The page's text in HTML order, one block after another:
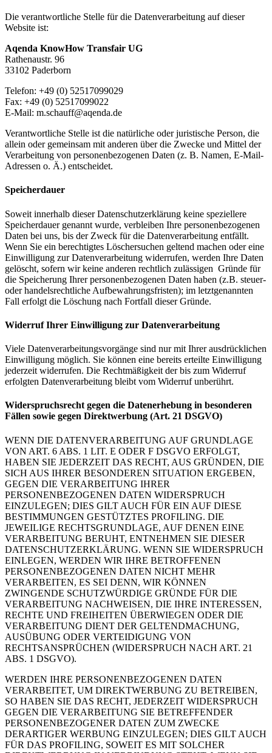
Die verantwortliche Stelle für die Datenverarbeitung auf dieser
Website ist:
Aqenda KnowHow Transfair UG
Rathenaustr. 96
33102 Paderborn
Telefon: +49 (0) 52517099029
Fax: +49 (0) 52517099022
E-Mail: m.schauff@aqenda.de
Verantwortliche Stelle ist die natürliche oder juristische Person, die
allein oder gemeinsam mit anderen über die Zwecke und Mittel der
Verarbeitung von personenbezogenen Daten (z. B. Namen, E-Mail-
Adressen o. Ä.) entscheidet.
Speicherdauer
Soweit innerhalb dieser Datenschutzerklärung keine speziellere
Speicherdauer genannt wurde, verbleiben Ihre personenbezogenen
Daten bei uns, bis der Zweck für die Datenverarbeitung entfällt.
Wenn Sie ein berechtigtes Löschersuchen geltend machen oder eine
Einwilligung zur Datenverarbeitung widerrufen, werden Ihre Daten
gelöscht, sofern wir keine anderen rechtlich zulässigen Gründe für
die Speicherung Ihrer personenbezogenen Daten haben (z.B. steuer-
oder handelsrechtliche Aufbewahrungsfristen); im letztgenannten
Fall erfolgt die Löschung nach Fortfall dieser Gründe.
Widerruf Ihrer Einwilligung zur Datenverarbeitung
Viele Datenverarbeitungsvorgänge sind nur mit Ihrer ausdrücklichen
Einwilligung möglich. Sie können eine bereits erteilte Einwilligung
jederzeit widerrufen. Die Rechtmäßigkeit der bis zum Widerruf
erfolgten Datenverarbeitung bleibt vom Widerruf unberührt.
Widerspruchsrecht gegen die Datenerhebung in besonderen
Fällen sowie gegen Direktwerbung (Art. 21 DSGVO)
WENN DIE DATENVERARBEITUNG AUF GRUNDLAGE
VON ART. 6 ABS. 1 LIT. E ODER F DSGVO ERFOLGT,
HABEN SIE JEDERZEIT DAS RECHT, AUS GRÜNDEN, DIE
SICH AUS IHRER BESONDEREN SITUATION ERGEBEN,
GEGEN DIE VERARBEITUNG IHRER
PERSONENBEZOGENEN DATEN WIDERSPRUCH
EINZULEGEN; DIES GILT AUCH FÜR EIN AUF DIESE
BESTIMMUNGEN GESTÜTZTES PROFILING. DIE
JEWEILIGE RECHTSGRUNDLAGE, AUF DENEN EINE
VERARBEITUNG BERUHT, ENTNEHMEN SIE DIESER
DATENSCHUTZERKLÄRUNG. WENN SIE WIDERSPRUCH
EINLEGEN, WERDEN WIR IHRE BETROFFENEN
PERSONENBEZOGENEN DATEN NICHT MEHR
VERARBEITEN, ES SEI DENN, WIR KÖNNEN
ZWINGENDE SCHUTZWÜRDIGE GRÜNDE FÜR DIE
VERARBEITUNG NACHWEISEN, DIE IHRE INTERESSEN,
RECHTE UND FREIHEITEN ÜBERWIEGEN ODER DIE
VERARBEITUNG DIENT DER GELTENDMACHUNG,
AUSÜBUNG ODER VERTEIDIGUNG VON
RECHTSANSPRÜCHEN (WIDERSPRUCH NACH ART. 21
ABS. 1 DSGVO).
WERDEN IHRE PERSONENBEZOGENEN DATEN
VERARBEITET, UM DIREKTWERBUNG ZU BETREIBEN,
SO HABEN SIE DAS RECHT, JEDERZEIT WIDERSPRUCH
GEGEN DIE VERARBEITUNG SIE BETREFFENDER
PERSONENBEZOGENER DATEN ZUM ZWECKE
DERARTIGER WERBUNG EINZULEGEN; DIES GILT AUCH
FÜR DAS PROFILING, SOWEIT ES MIT SOLCHER